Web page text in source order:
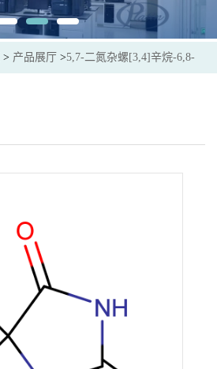
> 产品展厅 >5,7-二氮杂螺[3,4]辛烷-6,8-